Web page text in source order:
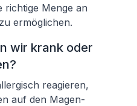
richtige Menge an
ermöglichen.
wir krank oder
reagieren,
auf den Magen-